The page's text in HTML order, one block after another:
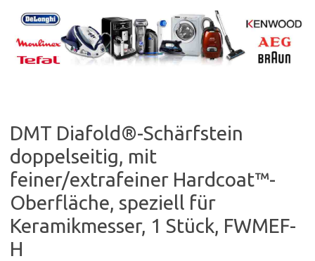
content
DMT Diafold®-Schärfstein
doppelseitig, mit
feiner/extrafeiner Hardcoat™-
Oberfläche, speziell für
Keramikmesser, 1 Stück, FWMEF-
H